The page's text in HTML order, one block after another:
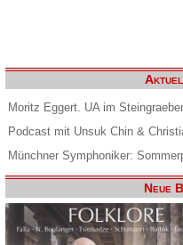
Moritz Eggert. UA im
Podcast mit Unsuk Chin &
Münchner Symphoniker:
Neue